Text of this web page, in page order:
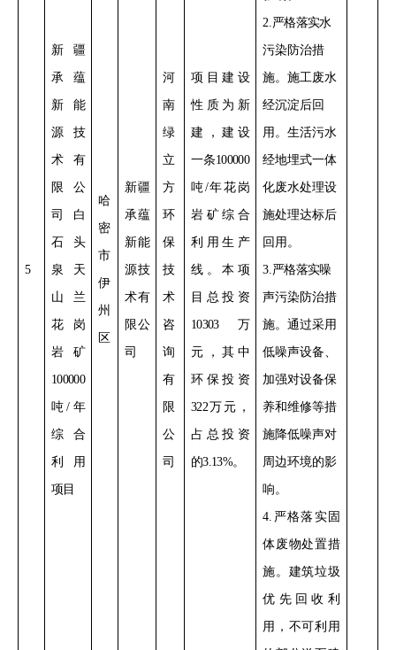
5
新疆
承蕴
新能
源技
术有
限公
司白
石头
泉天
山兰
花岗
岩矿
100000
吨/年
综合
利用
项目
哈
密
市
伊
州
区
新疆
承蕴
新能
源技
术有
限公
司
河
南
绿
立
方
环
保
技
术
咨
询
有
限
公
司
项目建设
性质 为新
建，建设
一条100000
吨/年花岗
岩矿综合
利用生产
线 。本项
目总投资
10303万
元，其中
环保投资
322万元，
占总投资
的3.13%。
2.严格落实水
污染防治措
施。施工废水
经沉淀后回
用。生活污水
经地埋式一体
化废水处理设
施处理达标后
回用。
3.严格落实噪
声污染防治措
施。通过采用
低噪声设备、
加强对设备保
养和维修等措
施降低噪声对
周边环境的影
响。
4. 严格落实 固
体废物处置措
施。建筑垃圾
优先 回收利
用， 不可利用